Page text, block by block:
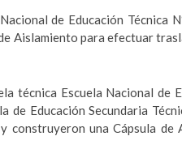
de Educación Técnica
Aislamiento para efectuar
técnica Escuela Nacional de
de Educación Secundaria
construyeron una Cápsula de